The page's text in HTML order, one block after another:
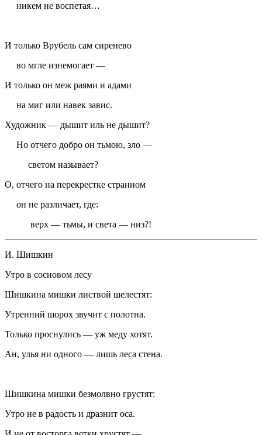
никем не воспетая…
И только Врубель сам сиренево
во мгле изнемогает —
И только он меж раями и адами
на миг или навек завис.
Художник — дышит иль не дышит?
Но отчего добро он тьмою, зло —
светом называет?
О, отчего на перекрестке странном
он не различает, где:
верх — тьмы, и света — низ?!
И. Шишкин
Утро в сосновом лесу
Шишкина мишки листвой шелестят:
Утренний шорох звучит с полотна.
Только проснулись — уж меду хотят.
Ан, улья ни одного — лишь леса стена.
Шишкина мишки безмолвно грустят:
Утро не в радость и дразнит оса.